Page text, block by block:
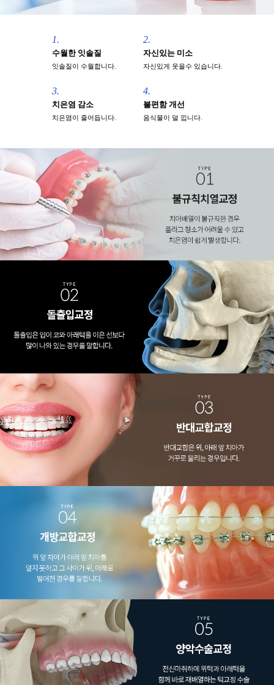
1.
수월한 잇솔질
잇솔질이 수월합니다.
2.
자신있는 미소
자신있게 웃을수 있습니다.
3.
치은염 감소
치은염이 줄어듭니다.
4.
불편함 개선
음식물이 덜 낍니다.